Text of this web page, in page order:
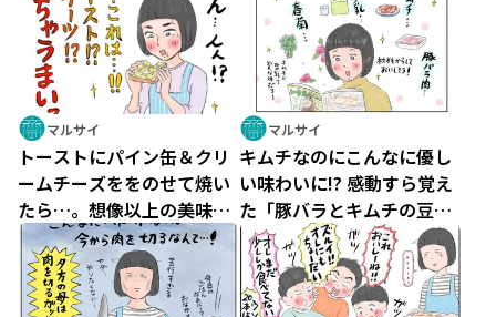
マルサイ
トーストにパイン缶＆クリ
ームチーズををのせて焼い
たら…。想像以上の美味し
さと可愛さに震えた
マルサイ
キムチなのにこんなに優し
い味わいに!? 感動すら覚え
た「豚バラとキムチの豆乳
はるさめスープ」